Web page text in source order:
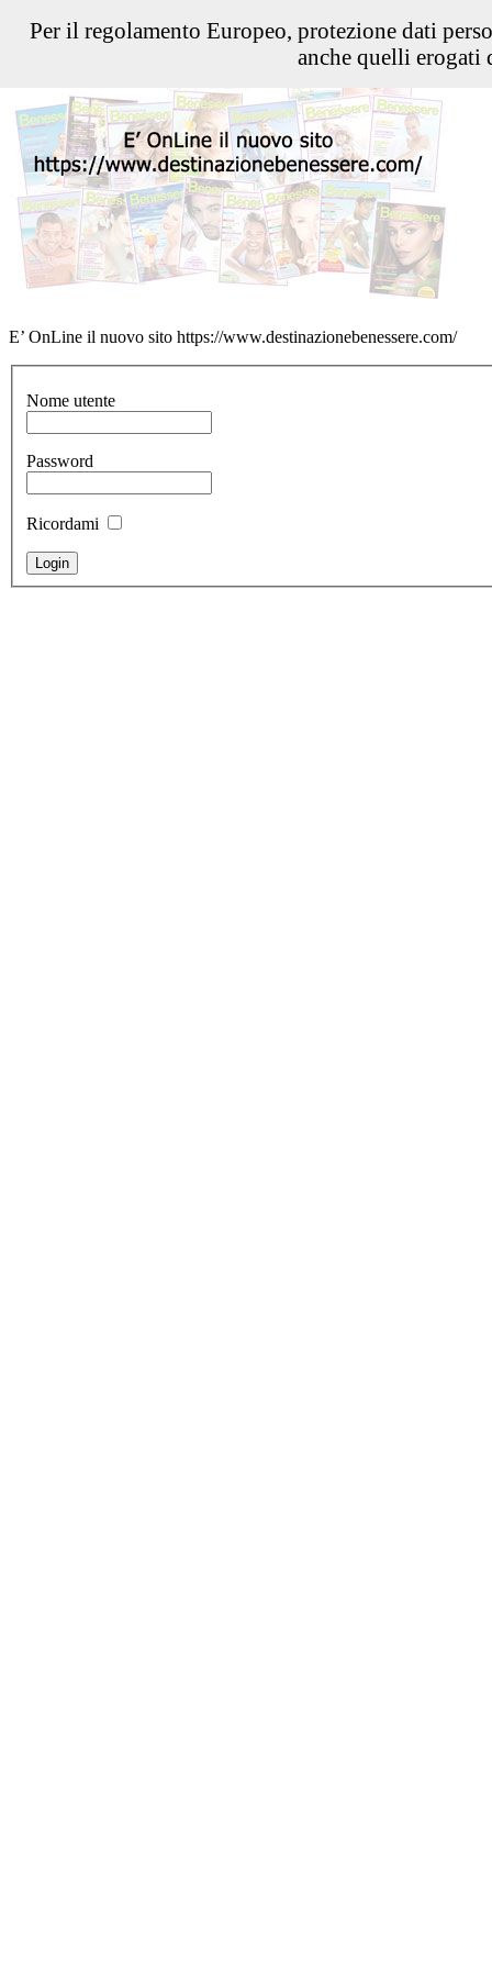
E’ OnLine il nuovo sito https://www.destinazionebenessere.com/
Nome utente
Password
Ricordami
Per il regolamento Europeo, protezione dati
anche quelli erogati